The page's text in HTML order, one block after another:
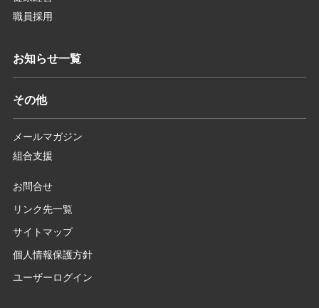
職員採用
お知らせ一覧
その他
メールマガジン
組合支援
お問合せ
リンク先一覧
サイトマップ
個人情報保護方針
ユーザーログイン